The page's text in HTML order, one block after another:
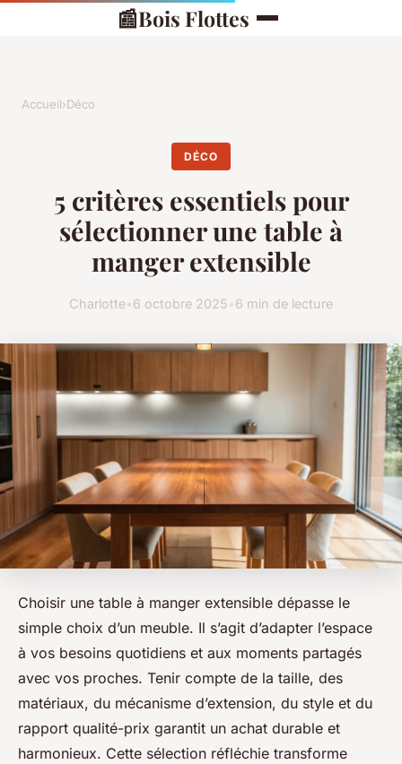
📰Bois Flottes
Accueil›Déco
DÉCO
5 critères essentiels pour
sélectionner une table à
manger extensible
Charlotte•6 octobre 2025•6 min de lecture
Choisir une table à manger extensible dépasse le
simple choix d’un meuble. Il s’agit d’adapter l’espace
à vos besoins quotidiens et aux moments partagés
avec vos proches. Tenir compte de la taille, des
matériaux, du mécanisme d’extension, du style et du
rapport qualité-prix garantit un achat durable et
harmonieux. Cette sélection réfléchie transforme